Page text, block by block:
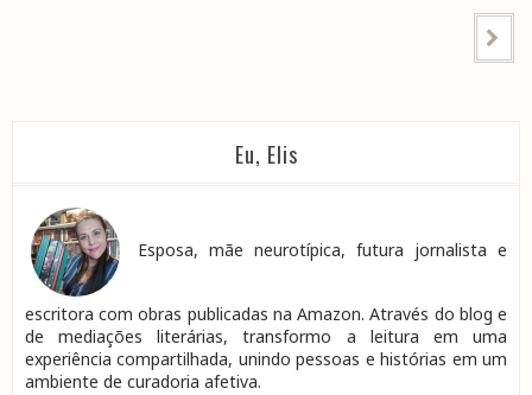
Eu, Elis
Esposa, mãe neurotípica, futura jornalista e
escritora com obras publicadas na Amazon. Através do blog e
de mediações literárias, transformo a leitura em uma
experiência compartilhada, unindo pessoas e histórias em um
ambiente de curadoria afetiva.